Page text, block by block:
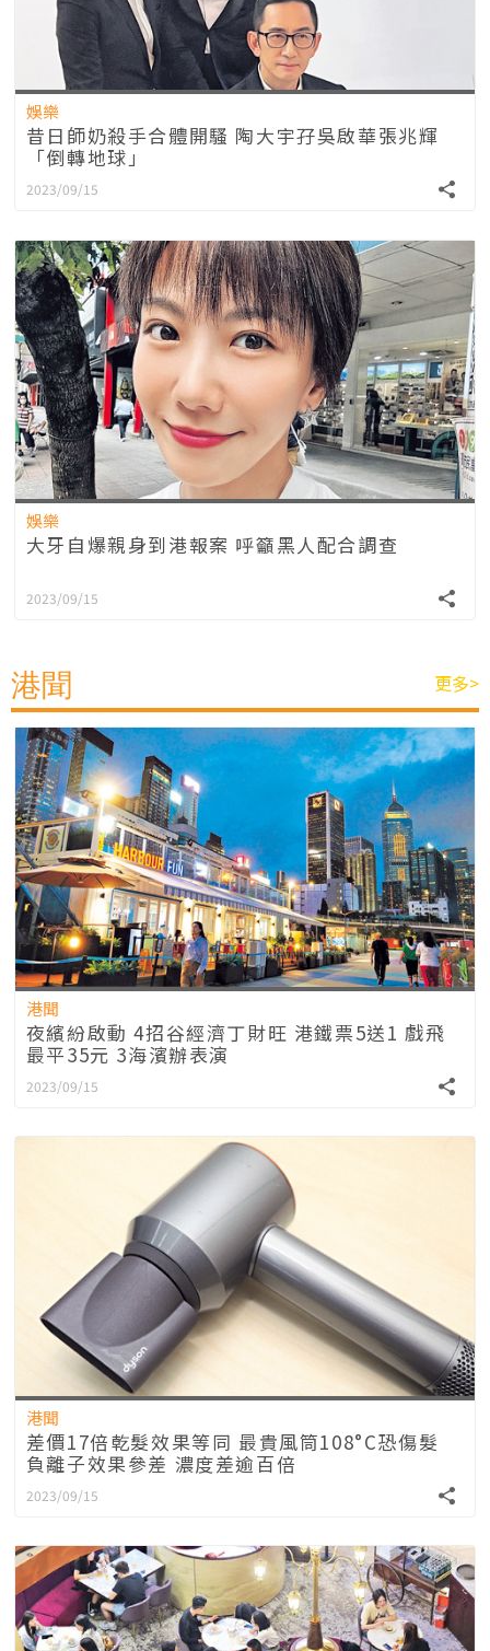
娛樂
昔日師奶殺手合體開騷 陶大宇孖吳啟華張兆輝
「倒轉地球」
2023/09/15
娛樂
大牙自爆親身到港報案 呼籲黑人配合調查
2023/09/15
港聞 更多>
港聞
夜繽紛啟動 4招谷經濟丁財旺 港鐵票5送1 戲飛
最平35元 3海濱辦表演
2023/09/15
港聞
差價17倍乾髮效果等同 最貴風筒108°C恐傷髮
負離子效果參差 濃度差逾百倍
2023/09/15